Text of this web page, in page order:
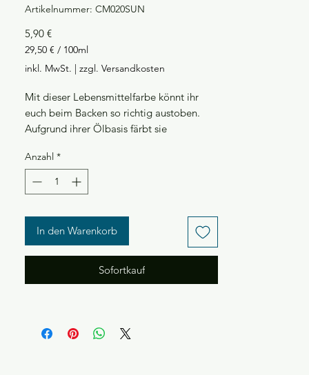
Artikelnummer: CM020SUN
5,90 €Preis
29,50 € / 100ml
29,50 €
pro
Milliliter
inkl. MwSt. | zzgl. Versandkosten
Mit dieser Lebensmittelfarbe könnt ihr
euch beim Backen so richtig austoben.
Aufgrund ihrer Ölbasis färbt sie
sondern auch Buttercreme, Schokolade
und vieles mehr.
Das gleichmäßige Farbergebnis wird euch
Lagerung: trocken und vor Sonnenlicht
geschützt
Vor dem Gebrauch gut schütteln
Anzahl *
In den Warenkorb
Sofortkauf